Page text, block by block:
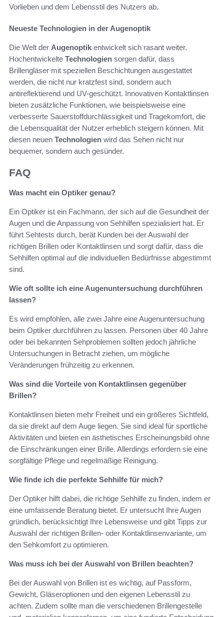
Vorlieben und dem Lebensstil des Nutzers ab.
Neueste Technologien in der Augenoptik
Die Welt der Augenoptik entwickelt sich rasant weiter.
Hochentwickelte Technologien sorgen dafür, dass
Brillengläser mit speziellen Beschichtungen ausgestattet
werden, die nicht nur kratzfest sind, sondern auch
antireflektierend und UV-geschützt. Innovativen Kontaktlinsen
bieten zusätzliche Funktionen, wie beispielsweise eine
verbesserte Sauerstoffdurchlässigkeit und Tragekomfort, die
die Lebensqualität der Nutzer erheblich steigern können. Mit
diesen neuen Technologien wird das Sehen nicht nur
bequemer, sondern auch gesünder.
FAQ
Was macht ein Optiker genau?
Ein Optiker ist ein Fachmann, der sich auf die Gesundheit der
Augen und die Anpassung von Sehhilfen spezialisiert hat. Er
führt Sehtests durch, berät Kunden bei der Auswahl der
richtigen Brillen oder Kontaktlinsen und sorgt dafür, dass die
Sehhilfen optimal auf die individuellen Bedürfnisse abgestimmt
sind.
Wie oft sollte ich eine Augenuntersuchung durchführen
lassen?
Es wird empfohlen, alle zwei Jahre eine Augenuntersuchung
beim Optiker durchführen zu lassen. Personen über 40 Jahre
oder bei bekannten Sehproblemen sollten jedoch jährliche
Untersuchungen in Betracht ziehen, um mögliche
Veränderungen frühzeitig zu erkennen.
Was sind die Vorteile von Kontaktlinsen gegenüber
Brillen?
Kontaktlinsen bieten mehr Freiheit und ein größeres Sichtfeld,
da sie direkt auf dem Auge liegen. Sie sind ideal für sportliche
Aktivitäten und bieten ein ästhetisches Erscheinungsbild ohne
die Einschränkungen einer Brille. Allerdings erfordern sie eine
sorgfältige Pflege und regelmäßige Reinigung.
Wie finde ich die perfekte Sehhilfe für mich?
Der Optiker hilft dabei, die richtige Sehhilfe zu finden, indem er
eine umfassende Beratung bietet. Er untersucht Ihre Augen
gründlich, berücksichtigt Ihre Lebensweise und gibt Tipps zur
Auswahl der richtigen Brillen- oder Kontaktlinsenvariante, um
den Sehkomfort zu optimieren.
Was muss ich bei der Auswahl von Brillen beachten?
Bei der Auswahl von Brillen ist es wichtig, auf Passform,
Gewicht, Gläseroptionen und den eigenen Lebensstil zu
achten. Zudem sollte man die verschiedenen Brillengestelle